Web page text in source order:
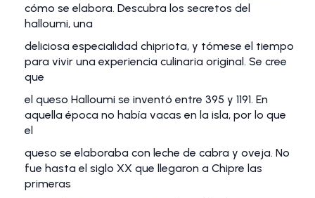
cómo se elabora. Descubra los secretos del
halloumi, una
deliciosa especialidad chipriota, y tómese el tiempo
para vivir una experiencia culinaria original. Se cree
que
el queso Halloumi se inventó entre 395 y 1191. En
aquella época no había vacas en la isla, por lo que
el
queso se elaboraba con leche de cabra y oveja. No
fue hasta el siglo XX que llegaron a Chipre las
primeras